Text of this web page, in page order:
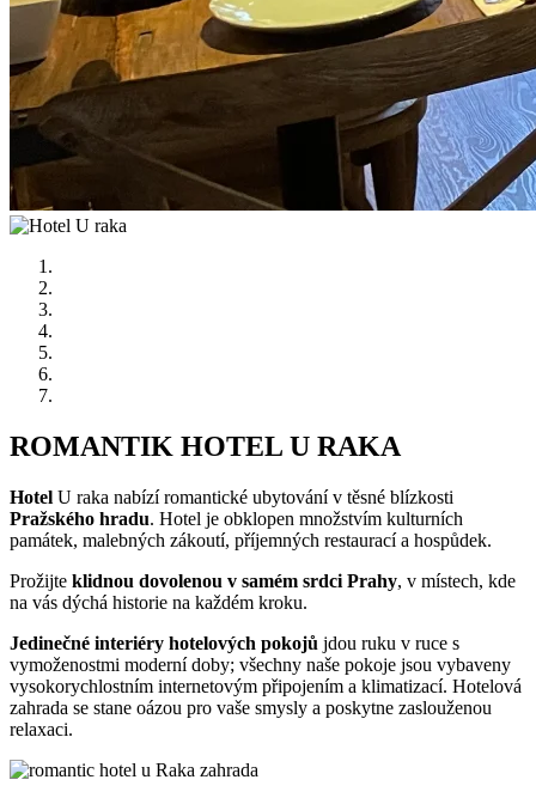
ROMANTIK HOTEL U RAKA
Hotel U raka nabízí romantické ubytování v těsné blízkosti
Pražského hradu. Hotel je obklopen množstvím kulturních
památek, malebných zákoutí, příjemných restaurací a hospůdek.
Prožijte klidnou dovolenou v samém srdci Prahy, v místech, kde
na vás dýchá historie na každém kroku.
Jedinečné interiéry hotelových pokojů jdou ruku v ruce s
vymoženostmi moderní doby; všechny naše pokoje jsou vybaveny
vysokorychlostním internetovým připojením a klimatizací. Hotelová
zahrada se stane oázou pro vaše smysly a poskytne zaslouženou
relaxaci.